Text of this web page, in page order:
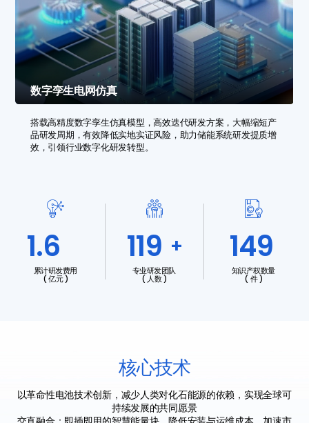
数字孪生电网仿真
搭载高精度数字孪生仿真模型，高效迭代研发方案，大幅缩短产
品研发周期，有效降低实地实证风险，助力储能系统研发提质增
效，引领行业数字化研发转型。
2.5
累计研发费用
( 亿元 )
180 +
专业研发团队
( 人数 )
226
知识产权数量
( 件 )
核心技术
以革命性电池技术创新，减少人类对化石能源的依赖，实现全球可
持续发展的共同愿景